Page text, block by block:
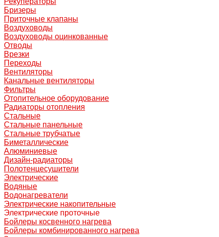
Бризеры
Приточные клапаны
Воздуховоды
Воздуховоды оцинкованные
Отводы
Врезки
Переходы
Вентиляторы
Канальные вентиляторы
Фильтры
Отопительное оборудование
Радиаторы отопления
Стальные
Стальные панельные
Стальные трубчатые
Биметаллические
Алюминиевые
Дизайн-радиаторы
Полотенцесушители
Электрические
Водяные
Водонагреватели
Электрические накопительные
Электрические проточные
Бойлеры косвенного нагрева
Бойлеры комбинированного нагрева